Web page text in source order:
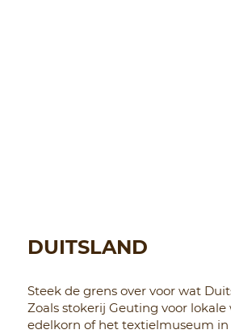
DUITSLAND
Steek de grens over voor wat
Zoals stokerij Geuting voor lokale
edelkorn of het textielmuseum in